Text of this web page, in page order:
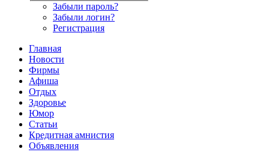
Забыли пароль?
Забыли логин?
Регистрация
Главная
Новости
Фирмы
Афиша
Отдых
Здоровье
Юмор
Статьи
Кредитная амнистия
Объявления